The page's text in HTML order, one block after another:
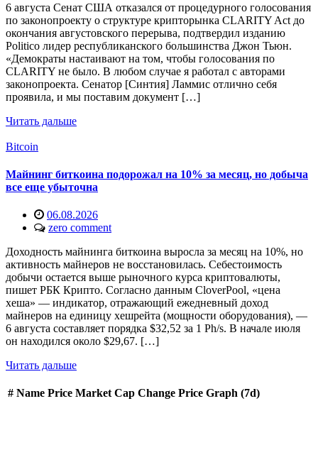
6 августа Сенат США отказался от процедурного голосования
по законопроекту о структуре крипторынка CLARITY Act до
окончания августовского перерыва, подтвердил изданию
Politico лидер республиканского большинства Джон Тьюн.
«Демократы настаивают на том, чтобы голосования по
CLARITY не было. В любом случае я работал с авторами
законопроекта. Сенатор [Синтия] Ламмис отлично себя
проявила, и мы поставим документ […]
Читать дальше
Bitcoin
Майнинг биткоина подорожал на 10% за месяц, но добыча
все еще убыточна
06.08.2026
zero comment
Доходность майнинга биткоина выросла за месяц на 10%, но
активность майнеров не восстановилась. Себестоимость
добычи остается выше рыночного курса криптовалюты,
пишет РБК Крипто. Согласно данным CloverPool, «цена
хеша» — индикатор, отражающий ежедневный доход
майнеров на единицу хешрейта (мощности оборудования), —
6 августа составляет порядка $32,52 за 1 Ph/s. В начале июля
он находился около $29,67. […]
Читать дальше
# Name Price Market Cap Change Price Graph (7d)